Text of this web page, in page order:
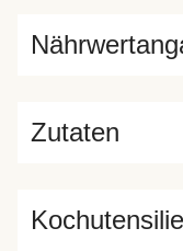
Zutaten